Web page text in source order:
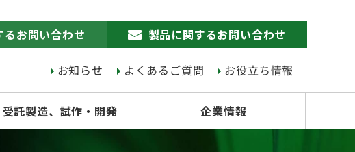
るお問い合わせ 製品に関するお問い合わせ
お知らせ よくあるご質問 お役立ち情報
受託製造、試作・開発 企業情報